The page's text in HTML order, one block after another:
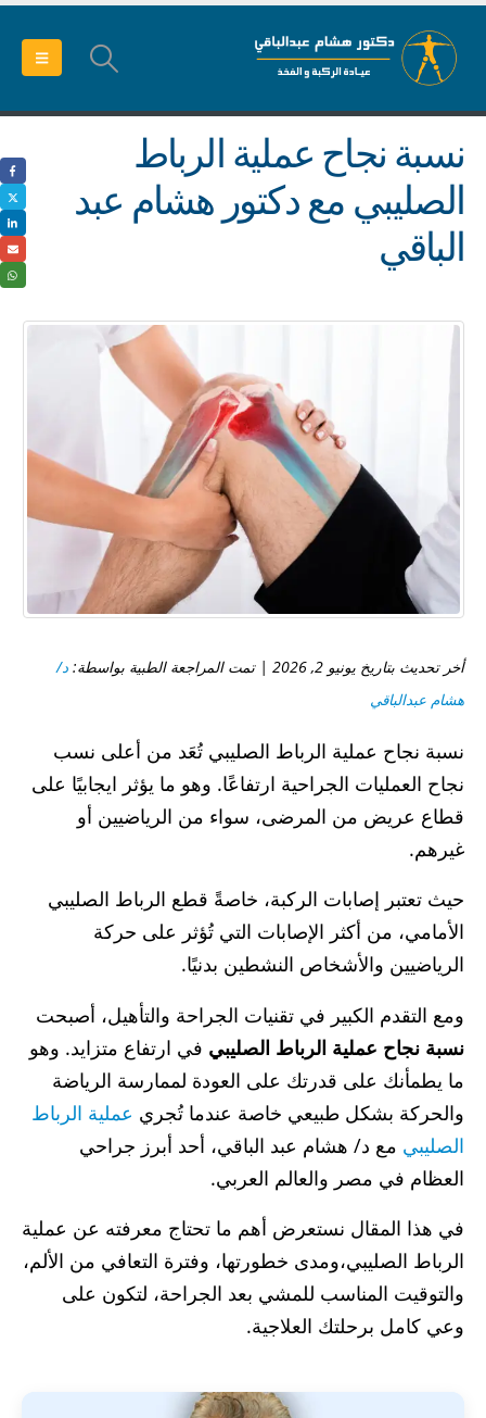
نسبة نجاح عملية الرباط
الصليبي مع دكتور هشام عبد
الباقي
أخر تحديث بتاريخ يونيو 2, 2026 | تمت المراجعة الطبية بواسطة:
د/
هشام عبدالباقي
نسبة نجاح عملية الرباط الصليبي تُعَد من أعلى نسب
نجاح العمليات الجراحية ارتفاعًا. وهو ما يؤثر ايجابيًا على
قطاع عريض من المرضى، سواء من الرياضيين أو
غيرهم.
حيث تعتبر إصابات الركبة، خاصةً قطع الرباط الصليبي
الأمامي، من أكثر الإصابات التي تُؤثر على حركة
الرياضيين والأشخاص النشطين بدنيًا.
ومع التقدم الكبير في تقنيات الجراحة والتأهيل، أصبحت
نسبة نجاح عملية الرباط الصليبي في ارتفاع متزايد. وهو
ما يطمأنك على قدرتك على العودة لممارسة الرياضة
والحركة بشكل طبيعي خاصة عندما تُجري عملية الرباط
الصليبي مع د/ هشام عبد الباقي، أحد أبرز جراحي
العظام في مصر والعالم العربي.
في هذا المقال نستعرض أهم ما تحتاج معرفته عن عملية
الرباط الصليبي،ومدى خطورتها، وفترة التعافي من الألم،
والتوقيت المناسب للمشي بعد الجراحة، لتكون على
وعي كامل برحلتك العلاجية.